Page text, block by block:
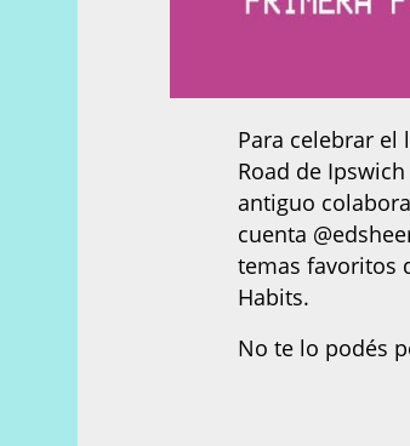
Para celebrar el
Road de
antiguo
cuenta
temas favoritos
Habits.
No te lo podés